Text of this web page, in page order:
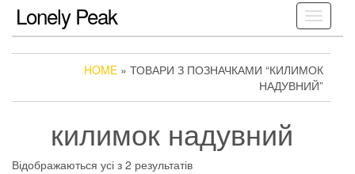
Toggle
Lonely Peak
HOME » ТОВАРИ З ПОЗНАЧКАМИ “КИЛИМОК
НАДУВНИЙ”
килимок надувний
Відображаються усі з 2 результатів